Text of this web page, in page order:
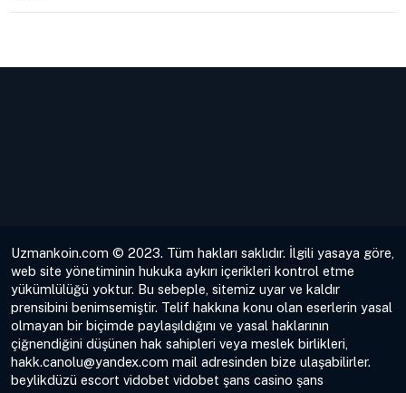
Uzmankoin.com © 2023. Tüm hakları saklıdır. İlgili yasaya göre,
web site yönetiminin hukuka aykırı içerikleri kontrol etme
yükümlülüğü yoktur. Bu sebeple, sitemiz uyar ve kaldır
prensibini benimsemiştir. Telif hakkına konu olan eserlerin yasal
olmayan bir biçimde paylaşıldığını ve yasal haklarının
çiğnendiğini düşünen hak sahipleri veya meslek birlikleri,
hakk.canolu@yandex.com mail adresinden bize ulaşabilirler.
beylikdüzü escort vidobet vidobet şans casino şans